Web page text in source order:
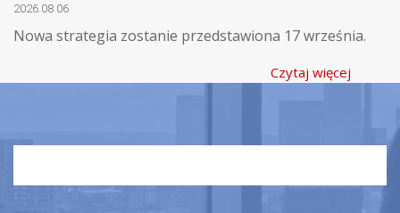
2026.08.06
Nowa strategia zostanie przedstawiona 17 września.
Czytaj więcej